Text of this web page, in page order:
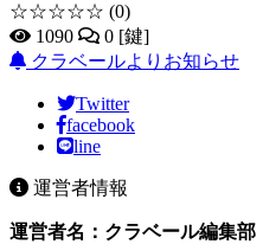
☆☆☆☆☆ (0)
1090
0 [鍵]
クラベールよりお知らせ
Twitter
facebook
line
運営者情報
運営者名：クラベール編集部